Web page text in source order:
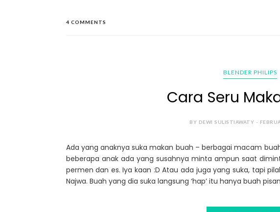
4 COMMENTS
BLENDER PHILIPS
Cara Seru
BY DEWI SULISTIAWATY -
Ada yang anaknya suka makan buah – berbagai macam
beberapa anak ada yang susahnya minta ampun saat
permen dan es. Iya kaan :D Atau ada juga yang suka, tapi
Najwa. Buah yang dia suka langsung ‘hap’ itu hanya buah